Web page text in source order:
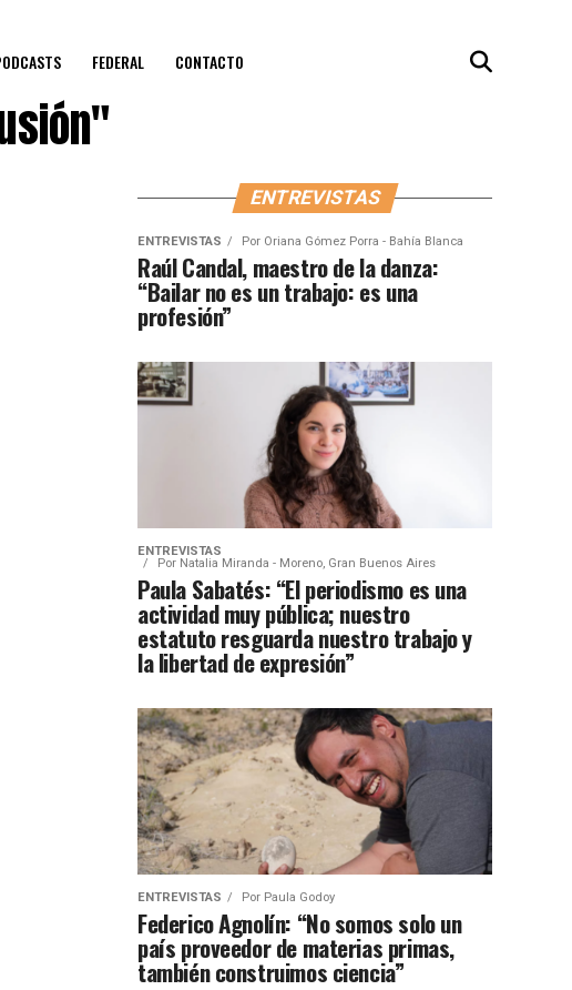
FEDERAL CONTACTO
ENTREVISTAS
ENTREVISTAS Por Oriana Gómez Porra - Bahía Blanca
Raúl Candal, maestro de la danza:
“Bailar no es un trabajo: es una
profesión”
ENTREVISTAS
Por Natalia Miranda - Moreno, Gran Buenos Aires
Paula Sabatés: “El periodismo es una
actividad muy pública; nuestro
estatuto resguarda nuestro trabajo y
la libertad de expresión”
ENTREVISTAS Por Paula Godoy
Federico Agnolín: “No somos solo un
país proveedor de materias primas,
también construimos ciencia”